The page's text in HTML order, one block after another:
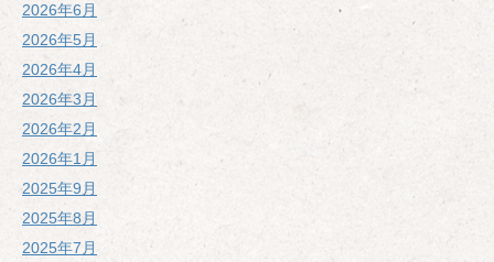
2026年6月
2026年5月
2026年4月
2026年3月
2026年2月
2026年1月
2025年9月
2025年8月
2025年7月